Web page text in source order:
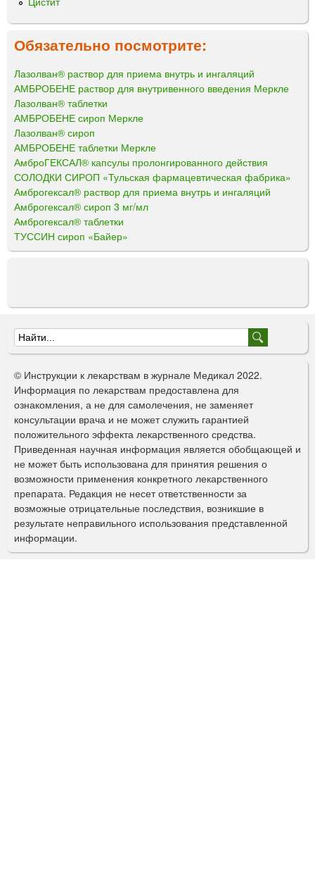
Обязательно посмотрите:
Лазолван® раствор для приема внутрь и ингаляций
АМБРОБЕНЕ раствор для внутривенного введения Меркле
Лазолван® таблетки
АМБРОБЕНЕ сироп Меркле
Лазолван® сироп
АМБРОБЕНЕ таблетки Меркле
АмброГЕКСАЛ® капсулы пролонгированного действия
СОЛОДКИ СИРОП «Тульская фармацевтическая фабрика»
Амброгексал® раствор для приема внутрь и ингаляций
Амброгексал® сироп 3 мг/мл
Амброгексал® таблетки
ТУССИН сироп «Байер»
Ф
о
р
м
а
п
о
и
с
к
© Инструкции к лекарствам в журнале Медикал 2022.
Информация по лекарствам предоставлена для
ознакомления, а не для самолечения, не заменяет
консультации врача и не может служить гарантией
положительного эффекта лекарственного средства.
Приведенная научная информация является обобщающей и
не может быть использована для принятия решения о
возможности применения конкретного лекарственного
препарата. Редакция не несет ответственности за
возможные отрицательные последствия, возникшие в
результате неправильного использования представленной
информации.